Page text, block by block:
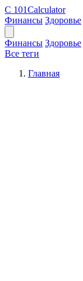
C 101Calculator
Финансы Здоровье
Финансы Здоровье
Все теги
Главная